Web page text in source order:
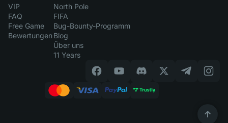
VIP
FAQ
Free Game
Bewertungen
North Pole
FIFA
Bug-Bounty-Programm
Blog
Über uns
11 Years